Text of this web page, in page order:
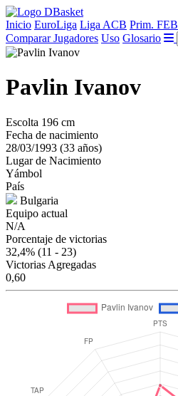
Inicio EuroLiga Liga ACB Prim. FEB
Comparar Jugadores Uso Glosario
Pavlin Ivanov
Escolta 196 cm
Fecha de nacimiento
28/03/1993 (33 años)
Lugar de Nacimiento
Yámbol
País
Bulgaria
Equipo actual
N/A
Porcentaje de victorias
32,4% (11 - 23)
Victorias Agregadas
0,60